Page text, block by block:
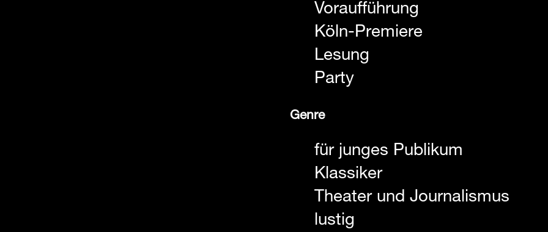
Voraufführung
Köln-Premiere
Lesung
Party
Genre
für junges Publikum
Klassiker
Theater und Journalismus
lustig